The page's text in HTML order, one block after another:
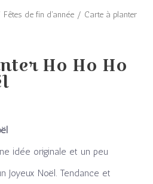
Fêtes de fin d'année/ Carte à planter
Ho Ho Ho
idée originale et un peu
Joyeux Noël. Tendance et